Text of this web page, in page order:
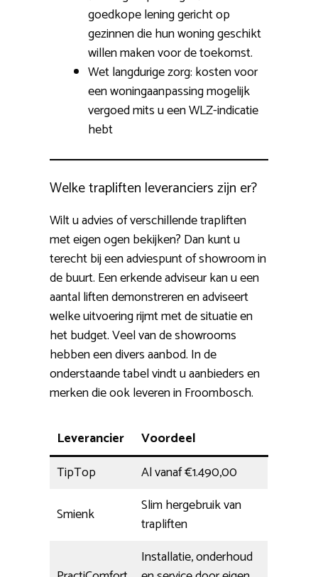
goedkope lening gericht op
gezinnen die hun woning geschikt
willen maken voor de toekomst.
Wet langdurige zorg: kosten voor
een woningaanpassing mogelijk
vergoed mits u een WLZ-indicatie
hebt
Welke trapliften leveranciers zijn er?
Wilt u advies of verschillende trapliften
met eigen ogen bekijken? Dan kunt u
terecht bij een adviespunt of showroom in
de buurt. Een erkende adviseur kan u een
aantal liften demonstreren en adviseert
welke uitvoering rijmt met de situatie en
het budget. Veel van de showrooms
hebben een divers aanbod. In de
onderstaande tabel vindt u aanbieders en
merken die ook leveren in Froombosch.
Leverancier
Voordeel
TipTop
Al vanaf €1.490,00
Smienk
Slim hergebruik van
trapliften
Installatie, onderhoud